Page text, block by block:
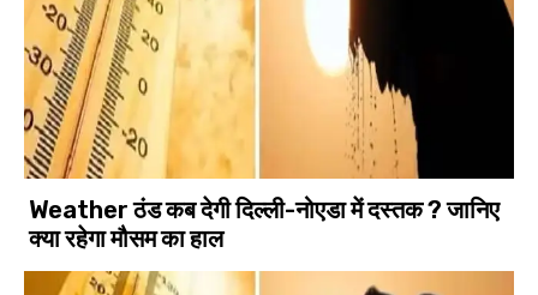
Weather ठंड कब देगी दिल्ली-नोएडा में दस्तक ? जानिए
क्या रहेगा मौसम का हाल